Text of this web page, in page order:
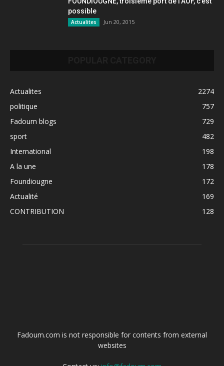
possible
Actualites Jun 20, 2015
Actualites
2274
politique
757
Fadoum blogs
729
sport
482
International
198
A la une
178
Foundiougne
172
Actualité
169
CONTRIBUTION
128
Fadoum.com is not responsible for contents from external
websites